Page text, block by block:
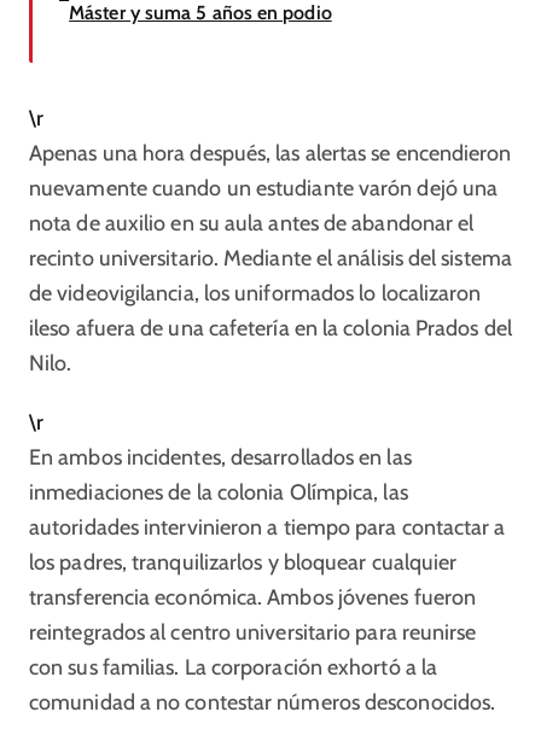
Máster y suma 5 años en podio
\r
Apenas una hora después, las alertas se encendieron
nuevamente cuando un estudiante varón dejó una
nota de auxilio en su aula antes de abandonar el
recinto universitario. Mediante el análisis del sistema
de videovigilancia, los uniformados lo localizaron
ileso afuera de una cafetería en la colonia Prados del
Nilo.
\r
En ambos incidentes, desarrollados en las
inmediaciones de la colonia Olímpica, las
autoridades intervinieron a tiempo para contactar a
los padres, tranquilizarlos y bloquear cualquier
transferencia económica. Ambos jóvenes fueron
reintegrados al centro universitario para reunirse
con sus familias. La corporación exhortó a la
comunidad a no contestar números desconocidos.